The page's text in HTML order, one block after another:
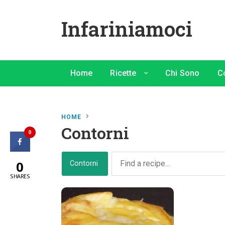
Infariniamoci
Home Ricette Chi Sono
HOME
Contorni
Contorni
0
0
SHARES